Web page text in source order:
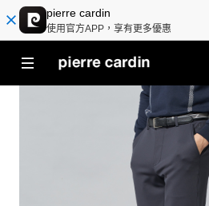
pierre cardin
使用官方APP，享有更多優惠